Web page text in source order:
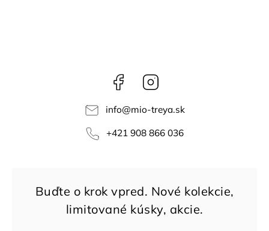
Facebook
info@mio-treya.sk
+421 908 866 036